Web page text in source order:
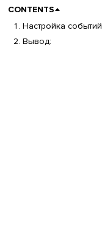
CONTENTS
Настройка событий
Вывод: